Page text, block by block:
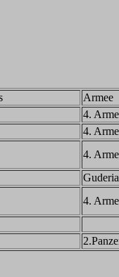
Armee
4.
4.
4.
4.